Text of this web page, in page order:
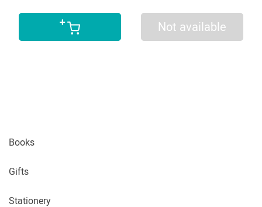
Not available
Books
Gifts
Stationery